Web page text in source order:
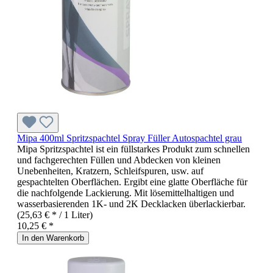
Mipa 400ml Spritzspachtel Spray Füller Autospachtel grau
Mipa Spritzspachtel ist ein füllstarkes Produkt zum schnellen
und fachgerechten Füllen und Abdecken von kleinen
Unebenheiten, Kratzern, Schleifspuren, usw. auf
gespachtelten Oberflächen. Ergibt eine glatte Oberfläche für
die nachfolgende Lackierung. Mit lösemittelhaltigen und
wasserbasierenden 1K- und 2K Decklacken überlackierbar.
(25,63 € * / 1 Liter)
10,25 € *
In den Warenkorb